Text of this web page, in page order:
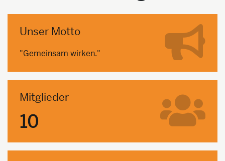
Unser Motto
"Gemeinsam wirken."
Mitglieder
10